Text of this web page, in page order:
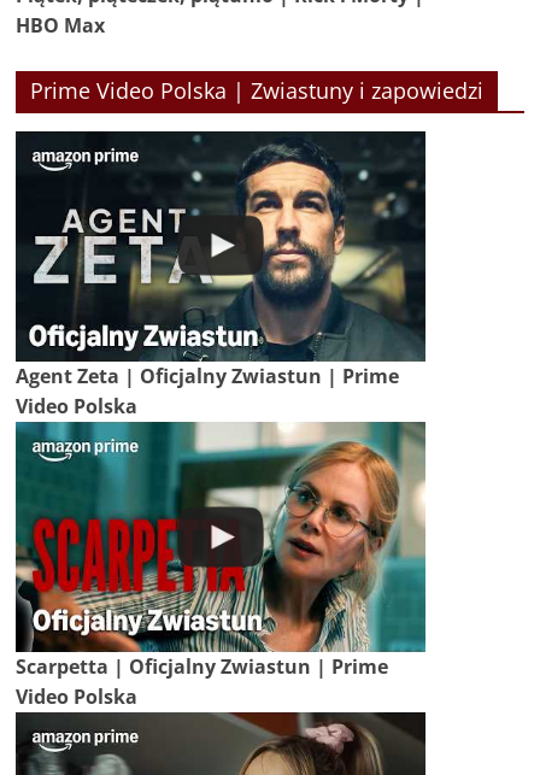
HBO Max
Prime Video Polska | Zwiastuny i zapowiedzi
Agent Zeta | Oficjalny Zwiastun | Prime
Video Polska
Scarpetta | Oficjalny Zwiastun | Prime
Video Polska